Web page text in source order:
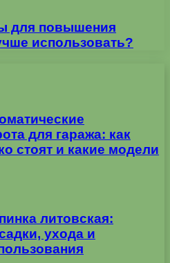
для повышения
использовать?
для гаража: как
стоят и какие модели
литовская:
ухода и